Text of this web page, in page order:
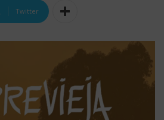
Twitter